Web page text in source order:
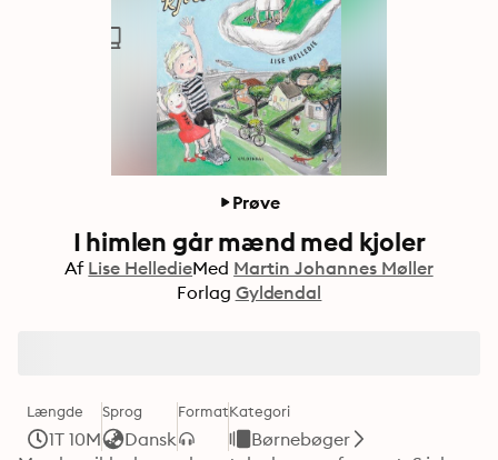
Prøve
I himlen går mænd med kjoler
Af Lise HelledieMed Martin Johannes Møller
Forlag Gyldendal
Længde
1T 10M
Sprog
Dansk
FormatKategori
Børnebøger